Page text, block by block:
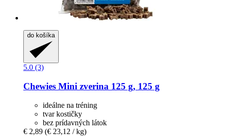
do košíka
5.0 (3)
Chewies Mini zverina 125 g, 125 g
ideálne na tréning
tvar kostičky
bez prídavných látok
€ 2,89 (€ 23,12 / kg)